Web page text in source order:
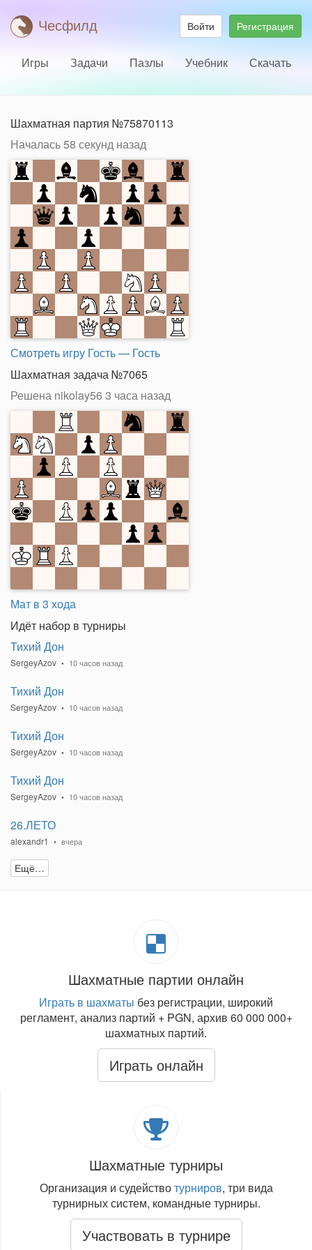
Чесфилд Войти Регистрация
Игры Задачи Пазлы Учебник Скачать
Шахматная партия №75870113
Началась58 секунд назад
Смотреть игру Гость — Гость
Шахматная задача №7065
Решена nikolay56 3 часа назад
Мат в 3 хода
Идёт набор в турниры
Тихий Дон
SergeyAzov 10 часов назад
Тихий Дон
SergeyAzov 10 часов назад
Тихий Дон
SergeyAzov 10 часов назад
Тихий Дон
SergeyAzov 10 часов назад
26.ЛЕТО
alexandr1 вчера
Ещё…
Шахматные партии онлайн
Играть в шахматы без регистрации, широкий
регламент, анализ партий + PGN, архив 60 000 000+
шахматных партий.
Играть онлайн
Шахматные турниры
Организация и судействотурниров, три вида
турнирных систем, командные турниры.
Участвовать в турнире